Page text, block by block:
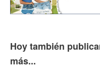
Hoy también
más...